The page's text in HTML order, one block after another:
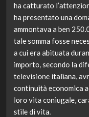
ha catturato
ha presentato una
ammontava a ben
tale somma fosse
a cui era abituata
importo, secondo la
televisione italiana,
continuità economica
loro vita coniugale,
stile di vita.